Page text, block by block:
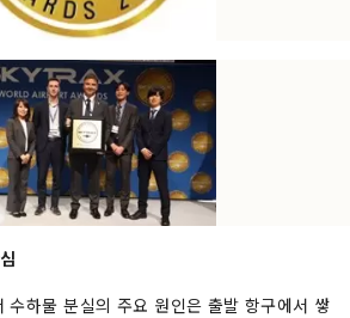
수하물 분실의 주요 원인은 출발 항구에서 쌓